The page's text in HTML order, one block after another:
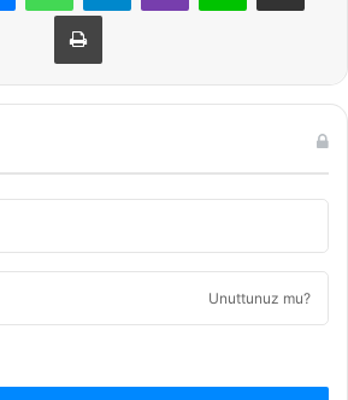
Yazdır
Unuttunuz mu?